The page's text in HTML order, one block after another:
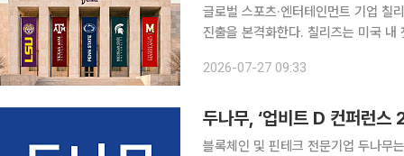
글로벌 스포츠·엔터테인먼트 기업 칠
진출을 본격화한다. 칠리즈는 미국 내 첫 팬토큰 및 팬 참여 프로그램을 출범하고 현지 스포츠 팬덤
품선물거래위원회(CFTC)가 발표한
2026-07-27 09:33
블록체인 및 핀테크 전문기업 두나무